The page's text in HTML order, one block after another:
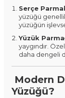
Serçe
yüzüğü
yüzüğün
Yüzük
yaygındır.
daha dengeli
Modern
Yüzüğü?